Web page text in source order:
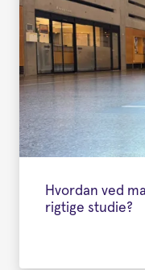
Hvordan ved
rigtige studie?